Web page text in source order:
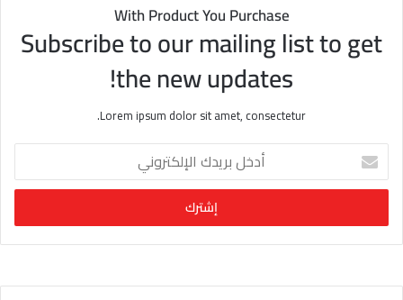
With Product You Purchase
Subscribe to our mailing list to get
the new updates!
Lorem ipsum dolor sit amet, consectetur.
خ
ب
ر
د